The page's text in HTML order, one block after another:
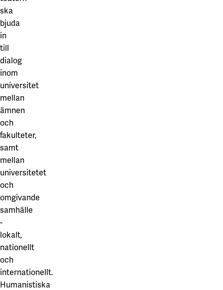
ska
bjuda
in
till
dialog
inom
universitet
mellan
ämnen
och
fakulteter,
samt
mellan
universitetet
och
omgivande
samhälle
-
lokalt,
nationellt
och
internationellt.
Humanistiska